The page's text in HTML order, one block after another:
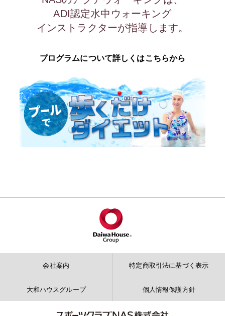
ADI認定水中ウォーキング
インストラクターが指導します。
プログラムについて詳しくはこちらから
会社案内 特定商取引法に基づく表示
大和ハウスグループ 個人情報保護方針